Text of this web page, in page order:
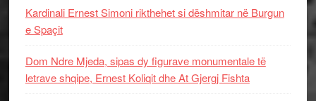
Kardinali Ernest Simoni rikthehet si dëshmitar në Burgun
e Spaçit
Dom Ndre Mjeda, sipas dy figurave monumentale të
letrave shqipe, Ernest Koliqit dhe At Gjergj Fishta